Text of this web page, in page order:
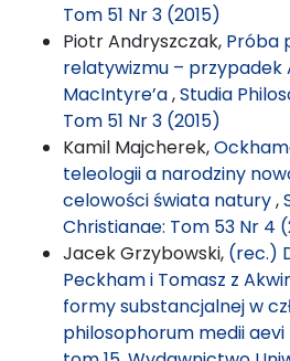
Tom 51 Nr 3 (2015)
Piotr Andryszczak, Próba
relatywizmu – przypadek
MacIntyre’a,Studia
Tom 51 Nr 3 (2015)
Kamil Majcherek,
teleologii a narodziny
celowości świata natury,
Christianae: Tom 53 Nr 4
Jacek Grzybowski, (rec.)
Peckham i Tomasz z
formy substancjalnej w
philosophorum medii